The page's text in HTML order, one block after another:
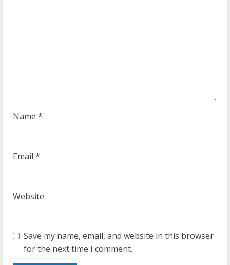
g
Name *
Email *
Website
Save my name, email, and website in this browser
for the next time I comment.